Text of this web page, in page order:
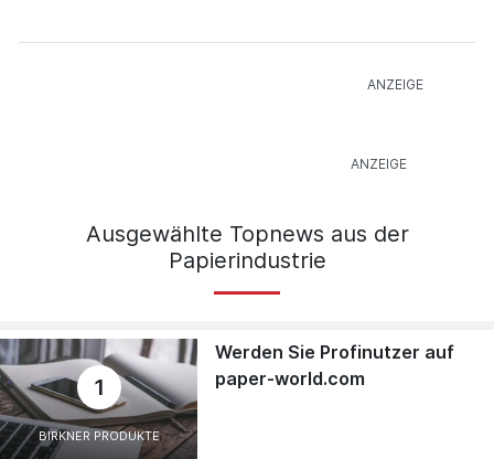
Ausgewählte Topnews aus der
Papierindustrie
1
BIRKNER PRODUKTE
Werden Sie Profinutzer auf
paper-world.com